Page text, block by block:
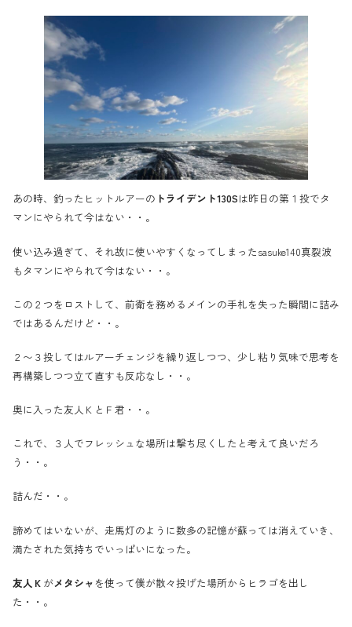
あの時、釣ったヒットルアーの トライデント130Sは昨日の第１投でタ
マンにやられて今はない・・。
使い込み過ぎて、それ故に使いやすくなってしまったsasuke140真裂波
もタマンにやられて今はない・・。
この２つをロストして、前衛を務めるメインの手札を失った瞬間に詰み
ではあるんだけど・・。
２〜３投してはルアーチェンジを繰り返しつつ、少し粘り気味で思考を
再構築しつつ立て直すも反応なし・・。
奥に入った友人ＫとＦ君・・。
これで、３人でフレッシュな場所は撃ち尽くしたと考えて良いだろ
う・・。
詰んだ・・。
諦めてはいないが、走馬灯のように数多の記憶が蘇っては消えていき、
満たされた気持ちでいっぱいになった。
友人Ｋ がメタシャを使って僕が散々投げた場所からヒラゴを出し
た・・。